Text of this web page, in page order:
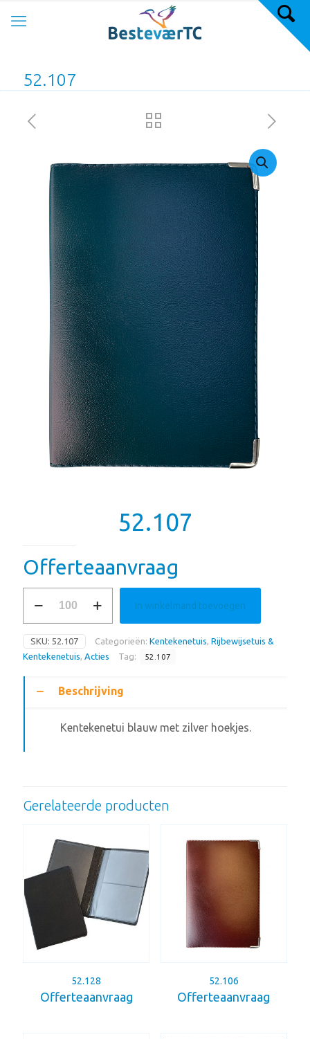
52.107
52.107
Offerteaanvraag
aantal
In winkelmand toevoegen
SKU: 52.107 Categorieën: Kentekenetuis, Rijbewijsetuis &
Kentekenetuis, Acties Tag: 52.107
Beschrijving
Kentekenetui blauw met zilver hoekjes.
Gerelateerde producten
52.128
Offerteaanvraag
52.106
Offerteaanvraag